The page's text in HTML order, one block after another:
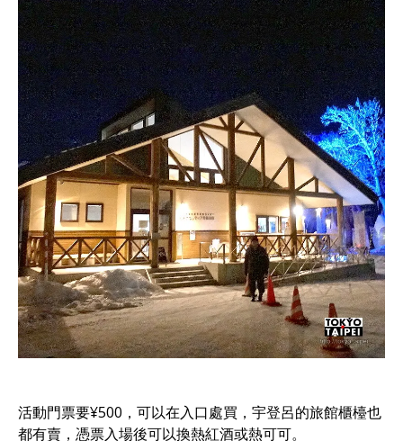
活動門票要¥500，可以在入口處買，宇登呂的旅館櫃檯也
都有賣，憑票入場後可以換熱紅酒或熱可可。